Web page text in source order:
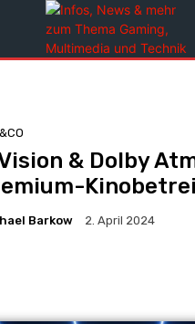
& Dolby
Barkow 2. April 2024